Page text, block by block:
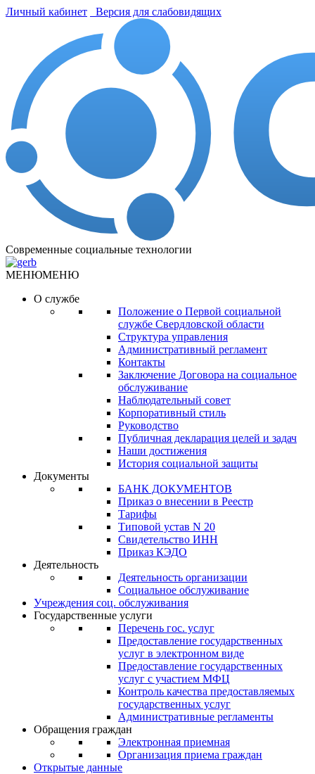
Личный кабинет Версия для слабовидящих
Современные социальные технологии
МЕНЮМЕНЮ
О службе
Положение о Первой социальной
службе Свердловской области
Структура управления
Административный регламент
Контакты
Заключение Договора на социальное
обслуживание
Наблюдательный совет
Корпоративный стиль
Руководство
Публичная декларация целей и задач
Наши достижения
История социальной защиты
Документы
БАНК ДОКУМЕНТОВ
Приказ о внесении в Реестр
Тарифы
Типовой устав N 20
Свидетельство ИНН
Приказ КЭДО
Деятельность
Деятельность организации
Социальное обслуживание
Учреждения соц. обслуживания
Государственные услуги
Перечень гос. услуг
Предоставление государственных
услуг в электронном виде
Предоставление государственных
услуг с участием МФЦ
Контроль качества предоставляемых
государственных услуг
Административные регламенты
Обращения граждан
Электронная приемная
Организация приема граждан
Открытые данные